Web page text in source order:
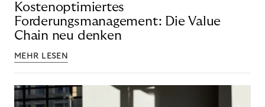
Kostenoptimiertes
Forderungsmanagement: Die Value
Chain neu denken
MEHR LESEN